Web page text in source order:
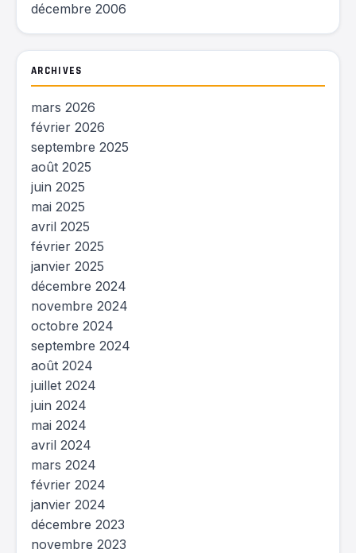
décembre 2006
ARCHIVES
mars 2026
février 2026
septembre 2025
août 2025
juin 2025
mai 2025
avril 2025
février 2025
janvier 2025
décembre 2024
novembre 2024
octobre 2024
septembre 2024
août 2024
juillet 2024
juin 2024
mai 2024
avril 2024
mars 2024
février 2024
janvier 2024
décembre 2023
novembre 2023